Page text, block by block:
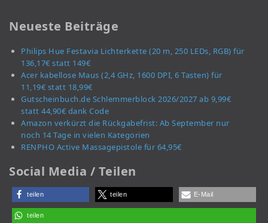
Neueste Beiträge
Philips Hue Festavia Lichterkette (20 m, 250 LEDs, RGB) für
136,17€ statt 149€
Acer kabellose Maus (2,4 GHz, 1600 DPI, 6 Tasten) für
11,19€ statt 18,99€
Gutscheinbuch.de Schlemmerblock 2026/2027 ab 9,99€
statt 44,90€ dank Code
Amazon verkürzt die Rückgabefrist: Ab September nur
noch 14 Tage in vielen Kategorien
RENPHO Active Massagepistole für 64,95€
Social Media / Teilen
teilen teilen E-Mail
teilen